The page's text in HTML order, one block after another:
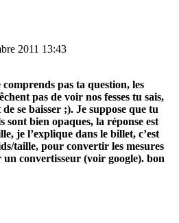
2011 13:43
pas ta question, les
pas de voir nos fesses tu sais,
se baisser ;). Je suppose que tu
sont bien opaques, la réponse est
je l’explique dans le billet, c’est
taille, pour convertir les mesures
convertisseur (voir google). bon